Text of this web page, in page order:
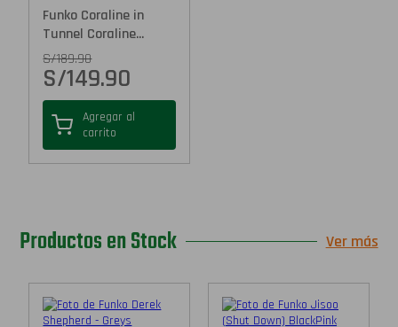
Funko Coraline in
Tunnel Coraline...
S/189.90
S/149.90
Agregar al
carrito
Productos en Stock Ver más